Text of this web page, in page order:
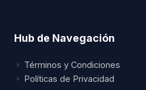
Hub de Navegación
Términos y Condiciones
Políticas de Privacidad
Nombre
País *